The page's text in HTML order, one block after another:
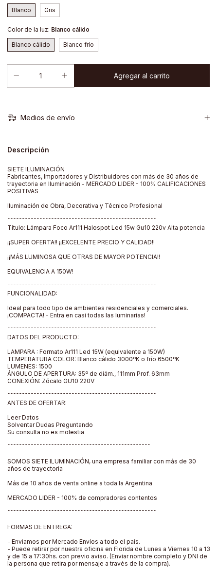
Blanco Gris
Color de la luz: Blanco cálido
Blanco cálido Blanco frío
Medios de envío
Descripción
SIETE ILUMINACIÓN
Fabricantes, Importadores y Distribuidores con más de 30 años de
trayectoria en Iluminación - MERCADO LIDER - 100% CALIFICACIONES
POSITIVAS
Iluminación de Obra, Decorativa y Técnico Profesional
¯¯¯¯¯¯¯¯¯¯¯¯¯¯¯¯¯¯¯¯¯¯¯¯¯¯¯¯¯¯¯¯¯¯¯¯¯¯¯¯¯¯¯¯¯¯¯¯¯¯¯
Título: Lámpara Foco Ar111 Halospot Led 15w Gu10 220v Alta potencia
¡¡SUPER OFERTA!! ¡¡EXCELENTE PRECIO Y CALIDAD!!
¡¡MÁS LUMINOSA QUE OTRAS DE MAYOR POTENCIA!!
EQUIVALENCIA A 150W!
¯¯¯¯¯¯¯¯¯¯¯¯¯¯¯¯¯¯¯¯¯¯¯¯¯¯¯¯¯¯¯¯¯¯¯¯¯¯¯¯¯¯¯¯¯¯¯¯¯¯¯
FUNCIONALIDAD:
Ideal para todo tipo de ambientes residenciales y comerciales.
¡COMPACTA! - Entra en casi todas las luminarias!
¯¯¯¯¯¯¯¯¯¯¯¯¯¯¯¯¯¯¯¯¯¯¯¯¯¯¯¯¯¯¯¯¯¯¯¯¯¯¯¯¯¯¯¯¯¯¯¯¯¯¯
DATOS DEL PRODUCTO:
LAMPARA : Formato Ar111 Led 15W (equivalente a 150W)
TEMPERATURA COLOR: Blanco cálido 3000ºK o frío 6500ºK
LUMENES: 1500
ÁNGULO DE APERTURA: 35º de diám., 111mm Prof. 63mm
CONEXIÓN: Zócalo GU10 220V
¯¯¯¯¯¯¯¯¯¯¯¯¯¯¯¯¯¯¯¯¯¯¯¯¯¯¯¯¯¯¯¯¯¯¯¯¯¯¯¯¯¯¯¯¯¯¯¯¯¯¯
ANTES DE OFERTAR:
Leer Datos
Solventar Dudas Preguntando
Su consulta no es molestia
¯¯¯¯¯¯¯¯¯¯¯¯¯¯¯¯¯¯¯¯¯¯¯¯¯¯¯¯¯¯¯¯¯¯¯¯¯¯¯¯¯¯¯¯¯¯¯¯¯
SOMOS SIETE ILUMINACIÓN, una empresa familiar con más de 30
años de trayectoria
Más de 10 años de venta online a toda la Argentina
MERCADO LIDER - 100% de compradores contentos
¯¯¯¯¯¯¯¯¯¯¯¯¯¯¯¯¯¯¯¯¯¯¯¯¯¯¯¯¯¯¯¯¯¯¯¯¯¯¯¯¯¯¯¯¯¯¯¯¯¯¯
FORMAS DE ENTREGA:
- Enviamos por Mercado Envíos a todo el país.
- Puede retirar por nuestra oficina en Florida de Lunes a Viernes 10 a 13
y de 15 a 17:30hs. con previo aviso. (Enviar nombre completo y DNI de
la persona que retira por mensaje a través de la compra).